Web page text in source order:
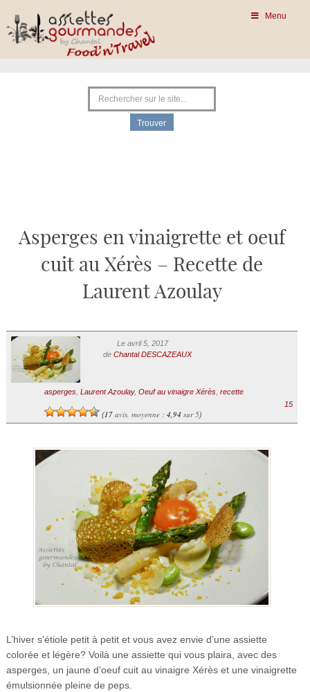
Menu
Asperges en vinaigrette et oeuf
cuit au Xérès – Recette de
Laurent Azoulay
Le avril 5, 2017
de Chantal DESCAZEAUX
asperges, Laurent Azoulay, Oeuf au vinaigre Xérès, recette
(17avis, moyenne : 4,94sur 5)
15
L’hiver s’étiole petit à petit et vous avez envie d’une assiette
colorée et légère? Voilà une assiette qui vous plaira, avec des
asperges, un jaune d’oeuf cuit au vinaigre Xérès et une vinaigrette
émulsionnée pleine de peps.